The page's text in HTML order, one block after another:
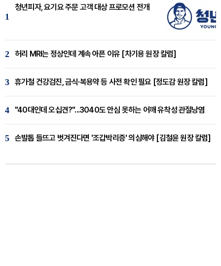
1
청년피자, 요기요 주문 고객 대상 프로모션 전개
2 허리 MRI는 정상인데 계속 아픈 이유 [차기용 원장 칼럼]
3 휴가철 건강검진, 금식·복용약 등 사전 확인 필요 [정도감 원장 칼럼]
4 "40대인데 오십견?"...3040도 안심 못하는 어깨 유착성 관절낭염
5 손발톱 들뜨고 벗겨진다면 '조갑박리증' 의심해야 [김철윤 원장 칼럼]